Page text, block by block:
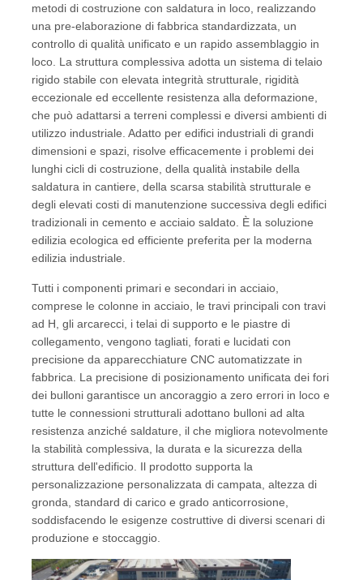
Chiedi un preventivo
Struttura in acciaio prefabbricato
Magazzino della struttura in acciaio
Workshop della struttura in acciaio
Edificio della struttura in acciaio
Costruzione della struttura in acciaio
Edificio a telaio in acciaio
Montaggio della struttura d'acciaio
Materiale da costruzione in acciaio
pollame
metodi di costruzione con saldatura in loco, realizzando
una pre-elaborazione di fabbrica standardizzata, un
controllo di qualità unificato e un rapido assemblaggio in
loco. La struttura complessiva adotta un sistema di telaio
rigido stabile con elevata integrità strutturale, rigidità
eccezionale ed eccellente resistenza alla deformazione,
che può adattarsi a terreni complessi e diversi ambienti di
utilizzo industriale. Adatto per edifici industriali di grandi
dimensioni e spazi, risolve efficacemente i problemi dei
lunghi cicli di costruzione, della qualità instabile della
saldatura in cantiere, della scarsa stabilità strutturale e
degli elevati costi di manutenzione successiva degli edifici
tradizionali in cemento e acciaio saldato. È la soluzione
edilizia ecologica ed efficiente preferita per la moderna
edilizia industriale.
Tutti i componenti primari e secondari in acciaio,
comprese le colonne in acciaio, le travi principali con travi
ad H, gli arcarecci, i telai di supporto e le piastre di
collegamento, vengono tagliati, forati e lucidati con
precisione da apparecchiature CNC automatizzate in
fabbrica. La precisione di posizionamento unificata dei fori
dei bulloni garantisce un ancoraggio a zero errori in loco e
tutte le connessioni strutturali adottano bulloni ad alta
resistenza anziché saldature, il che migliora notevolmente
la stabilità complessiva, la durata e la sicurezza della
struttura dell'edificio. Il prodotto supporta la
personalizzazione personalizzata di campata, altezza di
gronda, standard di carico e grado anticorrosione,
soddisfacendo le esigenze costruttive di diversi scenari di
produzione e stoccaggio.